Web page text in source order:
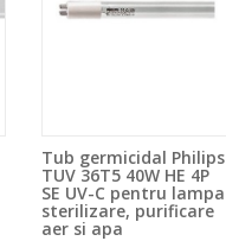
Tub germicidal Philips
TUV 36T5 40W HE 4P
SE UV-C pentru lampa
sterilizare, purificare
aer si apa